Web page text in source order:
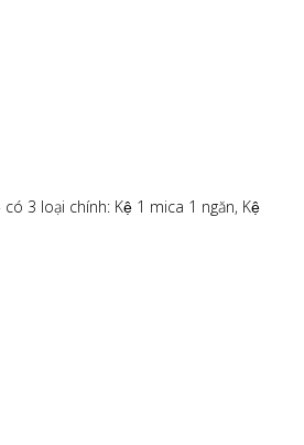
3 loại chính: Kệ 1 mica 1 ngăn, Kệ